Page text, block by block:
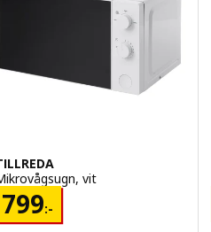
vit
799:-
799:-